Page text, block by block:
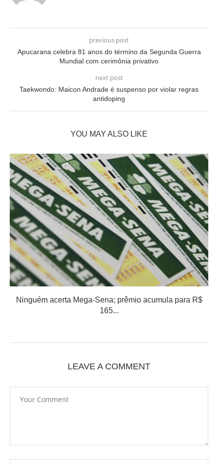
previous post
Apucarana celebra 81 anos do término da Segunda Guerra
Mundial com cerimônia privativo
next post
Taekwondo: Maicon Andrade é suspenso por violar regras
antidoping
YOU MAY ALSO LIKE
Ninguém acerta Mega-Sena; prêmio acumula para R$
165...
LEAVE A COMMENT